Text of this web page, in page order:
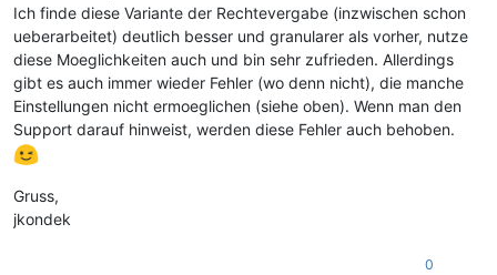
Ich finde diese Variante der Rechtevergabe (inzwischen schon
ueberarbeitet) deutlich besser und granularer als vorher, nutze
diese Moeglichkeiten auch und bin sehr zufrieden. Allerdings
gibt es auch immer wieder Fehler (wo denn nicht), die manche
Einstellungen nicht ermoeglichen (siehe oben). Wenn man den
Support darauf hinweist, werden diese Fehler auch behoben.
Gruss,
jkondek
0